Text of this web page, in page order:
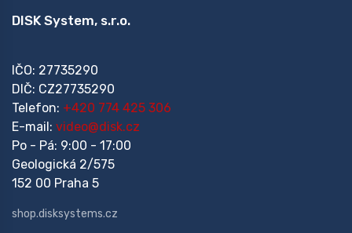
DISK System, s.r.o.
IČO: 27735290
DIČ: CZ27735290
Telefon: +420 774 425 306
E-mail: video@disk.cz
Po - Pá: 9:00 - 17:00
Geologická 2/575
152 00 Praha 5
shop.disksystems.cz